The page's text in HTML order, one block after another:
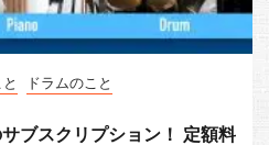
ドラムのこと
ブスクリプション！ 定額料